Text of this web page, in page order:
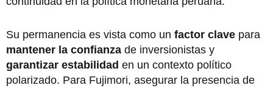
Su permanencia es vista como un factor clave para
mantener la confianza de inversionistas y
garantizar estabilidad en un contexto político
polarizado. Para Fujimori, asegurar la presencia de